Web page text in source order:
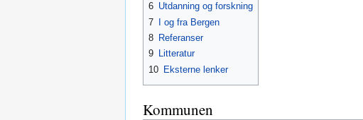
6 Utdanning og forskning
7 I og fra Bergen
8 Referanser
9 Litteratur
10 Eksterne lenker
Kommunen